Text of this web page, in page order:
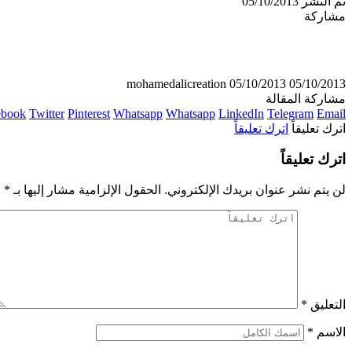
مشاركة
mohamedalicreation 05/10/2013 05/10/2013
مشاركة المقالة
Twitter Pinterest Whatsapp Whatsapp LinkedIn Telegram Email
اترك تعليقاً اترك تعليقاً
اترك تعليقاً
لن يتم نشر عنوان بريدك الإلكتروني. الحقول الإلزامية مشار إليها بـ *
التعليق *
الاسم *